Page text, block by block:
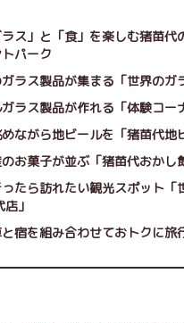
ラス」と「食」を楽しむ猪苗代
パーク
ラス製品が集まる「世界のガ
ラス製品が作れる「体験コー
ながら地ビールを「猪苗代地
お菓子が並ぶ「猪苗代おかし
たら訪れたい観光スポット「
」
宿を組み合わせておトクに旅